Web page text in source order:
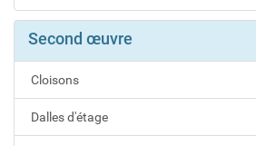
Second œuvre
Cloisons
Dalles d'étage